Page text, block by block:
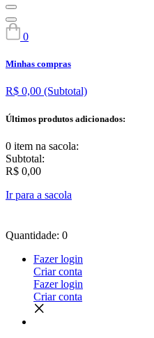
0
Minhas compras
R$ 0,00 (Subtotal)
Últimos produtos adicionados:
0 item na sacola:
Subtotal:
R$ 0,00
Ir para a sacola
Quantidade: 0
Fazer login
Criar conta
Fazer login
Criar conta